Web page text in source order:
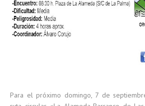
Para el próximo domingo, 7 de